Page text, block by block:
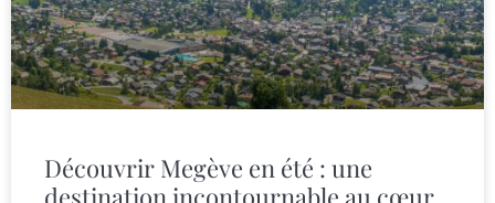
Découvrir Megève en été : une